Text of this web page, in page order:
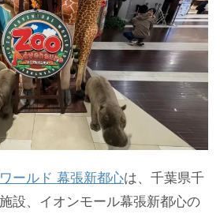
ールド 幕張新都心は、千葉県千
設、イオンモール幕張新都心の